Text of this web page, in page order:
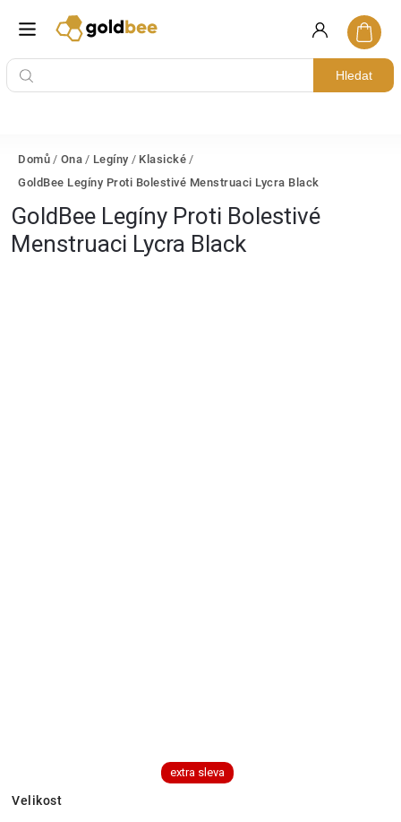
Hledat
Domů / Ona / Legíny / Klasické /
GoldBee Legíny Proti Bolestivé Menstruaci Lycra Black
GoldBee Legíny Proti Bolestivé
Menstruaci Lycra Black
extra sleva
Velikost